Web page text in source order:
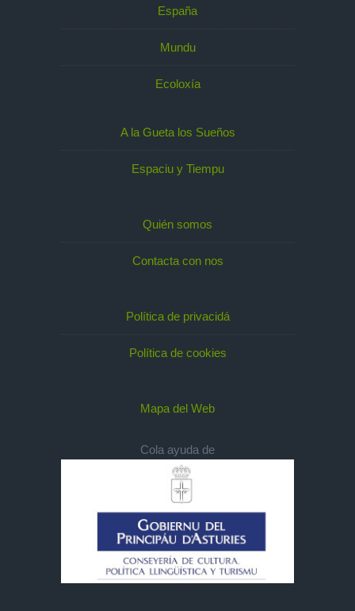
España
Mundu
Ecoloxía
A la Gueta los Sueños
Espaciu y Tiempu
Quién somos
Contacta con nos
Política de privacidá
Política de cookies
Mapa del Web
Cola ayuda de